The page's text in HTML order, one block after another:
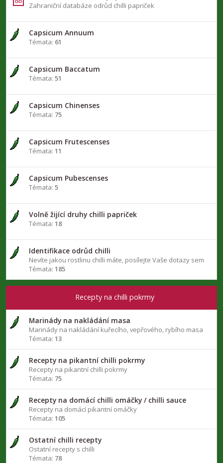
Zahraniční databáze odrůd chilli papriček
Capsicum Annuum
Témata: 61
Capsicum Baccatum
Témata: 51
Capsicum Chinenses
Témata: 75
Capsicum Frutescenses
Témata: 11
Capsicum Pubescenses
Témata: 5
Volně žijící druhy chilli papriček
Témata: 18
Identifikace odrůd chilli
Nevíte jakou rostlinu chilli máte, posílejte Vaše dotazy sem
Témata: 185
Recepty na chilli pokrmy
Marinády na nakládání masa
Marinády na nakládání kuřecího, vepřového, rybího masa
Témata: 13
Recepty na pikantní chilli pokrmy
Recepty na pikantní chilli pokrmy
Témata: 75
Recepty na domácí chilli omáčky / chilli sauce
Recepty na domácí pikantní omáčky
Témata: 105
Ostatní chilli recepty
Ostatní recepty s chilli
Témata: 78